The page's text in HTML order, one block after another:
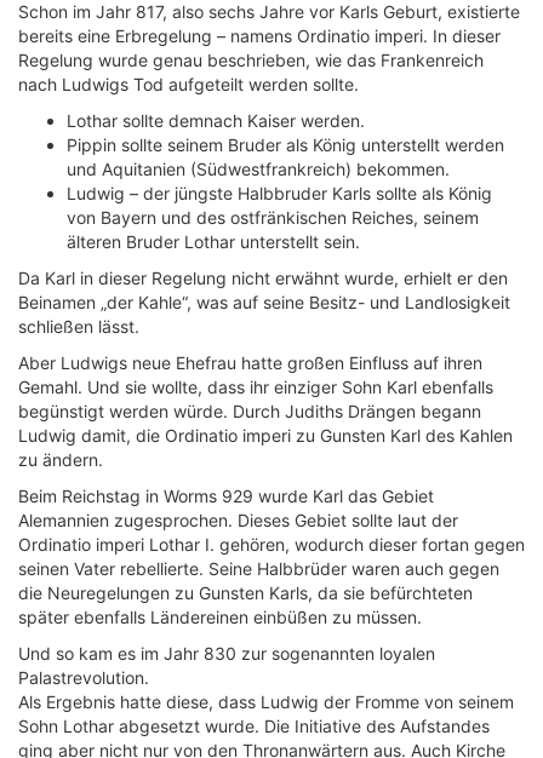
Schon im Jahr 817, also sechs Jahre vor Karls Geburt, existierte
bereits eine Erbregelung – namens Ordinatio imperi. In dieser
Regelung wurde genau beschrieben, wie das Frankenreich
nach Ludwigs Tod aufgeteilt werden sollte.
Lothar sollte demnach Kaiser werden.
Pippin sollte seinem Bruder als König unterstellt werden
und Aquitanien (Südwestfrankreich) bekommen.
Ludwig – der jüngste Halbbruder Karls sollte als König
von Bayern und des ostfränkischen Reiches, seinem
älteren Bruder Lothar unterstellt sein.
Da Karl in dieser Regelung nicht erwähnt wurde, erhielt er den
Beinamen „der Kahle“, was auf seine Besitz- und Landlosigkeit
schließen lässt.
Aber Ludwigs neue Ehefrau hatte großen Einfluss auf ihren
Gemahl. Und sie wollte, dass ihr einziger Sohn Karl ebenfalls
begünstigt werden würde. Durch Judiths Drängen begann
Ludwig damit, die Ordinatio imperi zu Gunsten Karl des Kahlen
zu ändern.
Beim Reichstag in Worms 929 wurde Karl das Gebiet
Alemannien zugesprochen. Dieses Gebiet sollte laut der
Ordinatio imperi Lothar Ⅰ. gehören, wodurch dieser fortan gegen
seinen Vater rebellierte. Seine Halbbrüder waren auch gegen
die Neuregelungen zu Gunsten Karls, da sie befürchteten
später ebenfalls Ländereinen einbüßen zu müssen.
Und so kam es im Jahr 830 zur sogenannten loyalen
Palastrevolution.
Als Ergebnis hatte diese, dass Ludwig der Fromme von seinem
Sohn Lothar abgesetzt wurde. Die Initiative des Aufstandes
ging aber nicht nur von den Thronanwärtern aus. Auch Kirche